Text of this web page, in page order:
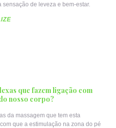
de leveza e bem-estar.
que fazem ligação com
nosso corpo?
da massagem que tem esta
que a estimulação na zona do pé